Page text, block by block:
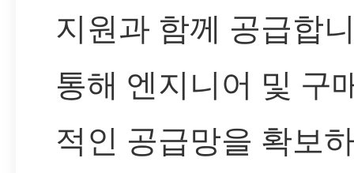
지원과 함께 공급합
통해 엔지니어 및 구
적인 공급망을 확보